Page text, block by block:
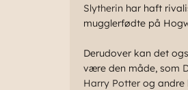
Slytherin har haft
mugglerfødte på
Derudover kan det
være den måde, som
Harry Potter og andre